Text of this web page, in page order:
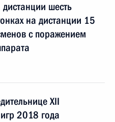
шесть
на дистанции 15
с поражением
XII
2018 года